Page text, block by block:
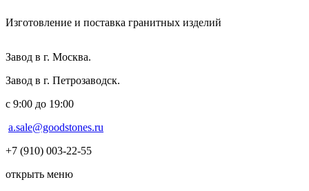
Изготовление и поставка гранитных изделий
Завод в г. Москва.
Завод в г. Петрозаводск.
с 9:00 до 19:00
a.sale@goodstones.ru
+7 (910) 003-22-55
открыть меню